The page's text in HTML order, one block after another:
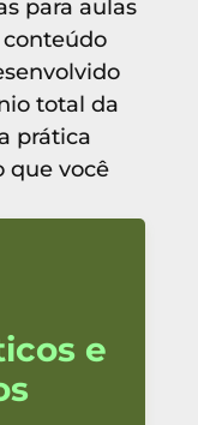
para aulas
conteúdo
total da
prática
que você
e